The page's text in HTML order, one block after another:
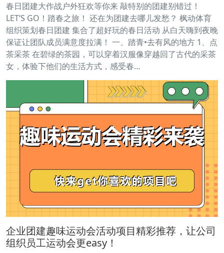
春日团建大作战户外狂欢等你来 敲特别的团建别错过！
LET‘S GO！踏春之旅！ 还在为团建去哪儿发愁？ 枫动体育
组织策划春日团建 集合了超好玩的春日活动 从白天嗨到夜晚
保证让团队成员满意度拉满！ 一、踏青•去有风的地方 1、点
茶采茶 在碧绿的茶园，可以穿着汉服像穿越回了古代的采茶
女，体验下他们的生活方式，感受春…
企业团建趣味运动会活动项目精彩推荐，让公司
组织员工运动会更easy！